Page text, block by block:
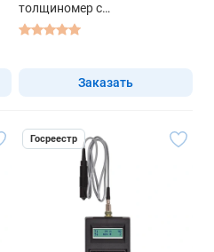
толщиномер с
преобразователем ТМ2-01
или ТМ20-01
Заказать
Госреестр